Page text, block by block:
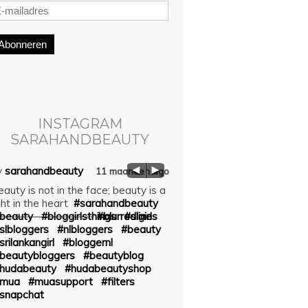
INSTAGRAM
SARAHANDBEAUTY
#blurredlines
sarahandbeauty 11 maanden ago
is not in the face; beauty is a
in the heart #sarahandbeauty
#bloggirlsthings
#slgirl
#nlbloggers
#beauty
#bloggernl
#beautyblog
#hudabeautyshop
#muasupport
#filters